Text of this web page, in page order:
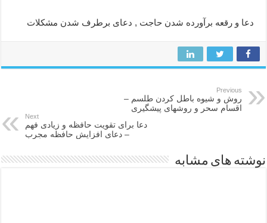
دعا و رقعه برآورده شدن حاجت , دعای برطرف شدن مشکلات
Previous
روش و شیوه باطل کردن طلسم –
اقسام سحر و روشهای پيشگيری
Next
دعا براى تقويت حافظه و زيادى فهم
– دعای افزایش حافظه مجرب
نوشته های مشابه